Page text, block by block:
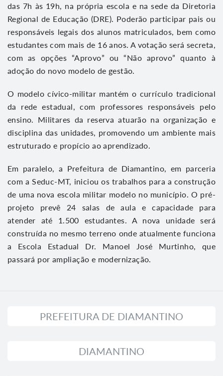
das 7h às 19h, na própria escola e na sede da Diretoria
Regional de Educação (DRE). Poderão participar pais ou
responsáveis legais dos alunos matriculados, bem como
estudantes com mais de 16 anos. A votação será secreta,
com as opções “Aprovo” ou “Não aprovo” quanto à
adoção do novo modelo de gestão.
O modelo cívico-militar mantém o currículo tradicional
da rede estadual, com professores responsáveis pelo
ensino. Militares da reserva atuarão na organização e
disciplina das unidades, promovendo um ambiente mais
estruturado e propício ao aprendizado.
Em paralelo, a Prefeitura de Diamantino, em parceria
com a Seduc-MT, iniciou os trabalhos para a construção
de uma nova escola militar modelo no município. O pré-
projeto prevê 24 salas de aula e capacidade para
atender até 1.500 estudantes. A nova unidade será
construída no mesmo terreno onde atualmente funciona
a Escola Estadual Dr. Manoel José Murtinho, que
passará por ampliação e modernização.
PREFEITURA DE DIAMANTINO
DIAMANTINO